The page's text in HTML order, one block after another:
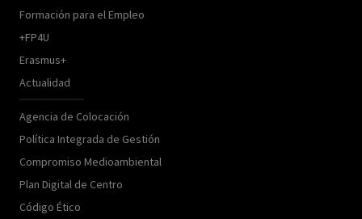
Formación para el Empleo
+FP4U
Erasmus+
Actualidad
Agencia de Colocación
Política Integrada de Gestión
Compromiso Medioambiental
Plan Digital de Centro
Código Ético